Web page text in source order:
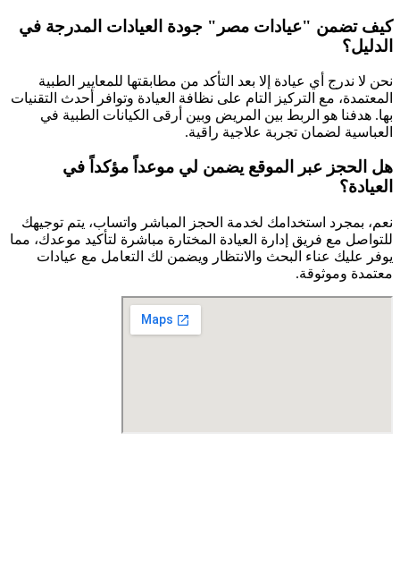
كيف تضمن "عيادات مصر" جودة العيادات المدرجة في
الدليل؟
نحن لا ندرج أي عيادة إلا بعد التأكد من مطابقتها للمعايير الطبية
المعتمدة، مع التركيز التام على نظافة العيادة وتوافر أحدث التقنيات
بها. هدفنا هو الربط بين المريض وبين أرقى الكيانات الطبية في
العباسية لضمان تجربة علاجية راقية.
هل الحجز عبر الموقع يضمن لي موعداً مؤكداً في
العيادة؟
نعم، بمجرد استخدامك لخدمة الحجز المباشر واتساب، يتم توجيهك
للتواصل مع فريق إدارة العيادة المختارة مباشرة لتأكيد موعدك، مما
يوفر عليك عناء البحث والانتظار ويضمن لك التعامل مع عيادات
معتمدة وموثوقة.